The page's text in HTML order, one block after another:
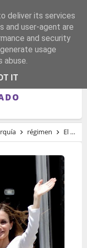
YA LO
régimen El patrimonio de Felipe VI ya lo quisiera para sí cualquier españolito del precariado
deliver its services
and user-agent are
and security
usage
abuse.
IT